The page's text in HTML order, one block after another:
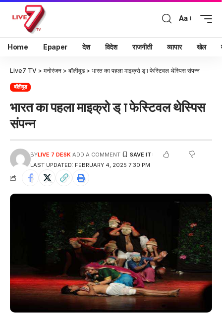
Aa
Home Epaper देश विदेश राजनीती व्यापार खेल
Live7 TV > मनोरंजन > बॉलीवुड> भारत का पहला माइक्रो ड् ा फेस्टिवल थेस्पिस संपन्न
बॉलीवुड
भारत का पहला माइक्रो ड् ा फेस्टिवल थेस्पिस
संपन्न
LAST UPDATED: FEBRUARY 4, 2025 7:30 PM
BYLIVE 7 DESK ADD A COMMENT